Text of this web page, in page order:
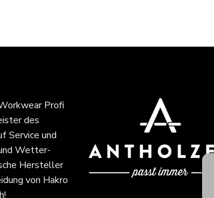
Profi
des
Service und
Wetter-
Hersteller
von Hakro